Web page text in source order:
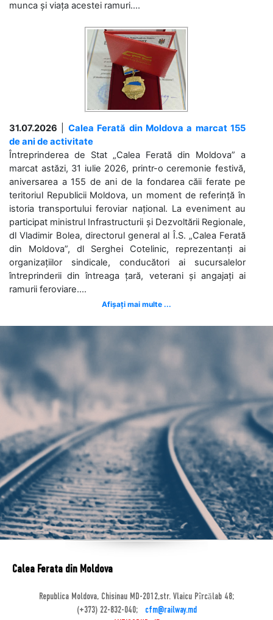
munca și viața acestei ramuri....
31.07.2026
Calea Ferată din Moldova a marcat 155
de ani de activitate
Întreprinderea de Stat „Calea Ferată din Moldova” a
marcat astăzi, 31 iulie 2026, printr-o ceremonie festivă,
aniversarea a 155 de ani de la fondarea căii ferate pe
teritoriul Republicii Moldova, un moment de referință în
istoria transportului feroviar național. La eveniment au
participat ministrul Infrastructurii și Dezvoltării Regionale,
dl Vladimir Bolea, directorul general al Î.S. „Calea Ferată
din Moldova”, dl Serghei Cotelinic, reprezentanți ai
organizațiilor sindicale, conducători ai sucursalelor
întreprinderii din întreaga țară, veterani și angajați ai
ramurii feroviare....
Afișați mai multe ...
Calea Ferata din Moldova
Republica Moldova, Chisinau MD-2012,str. Vlaicu Pîrcălab 48;
(+373) 22-832-040;
cfm@railway.md